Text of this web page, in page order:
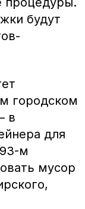
будут
городском
в
для
м
мусор